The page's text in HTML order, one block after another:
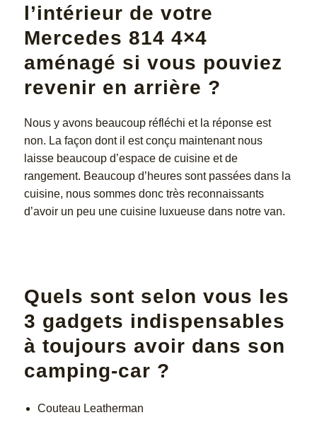
l’intérieur de votre
Mercedes 814 4×4
aménagé si vous pouviez
revenir en arrière ?
Nous y avons beaucoup réfléchi et la réponse est
non. La façon dont il est conçu maintenant nous
laisse beaucoup d’espace de cuisine et de
rangement. Beaucoup d’heures sont passées dans la
cuisine, nous sommes donc très reconnaissants
d’avoir un peu une cuisine luxueuse dans notre van.
Quels sont selon vous les
3 gadgets indispensables
à toujours avoir dans son
camping-car ?
Couteau Leatherman